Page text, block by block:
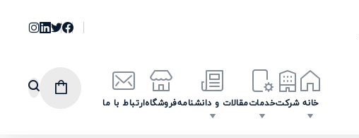
خانه شرکتخدماتمقالات و دانشنامهفروشگاهارتباط با ما